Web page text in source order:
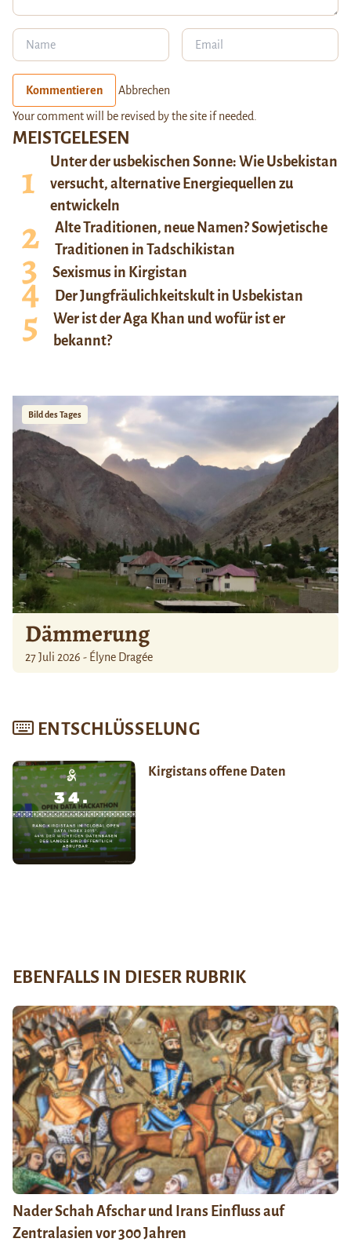
MEISTGELESEN
Unter der usbekischen Sonne: Wie Usbekistan
versucht, alternative Energiequellen zu
entwickeln
Alte Traditionen, neue Namen? Sowjetische
Traditionen in Tadschikistan
Sexismus in Kirgistan
Der Jungfräulichkeitskult in Usbekistan
Wer ist der Aga Khan und wofür ist er
bekannt?
Bild des Tages
Dämmerung
27 Juli 2026 - Élyne Dragée
ENTSCHLÜSSELUNG
Kirgistans offene Daten
Kommentieren Abbrechen
Your comment will be revised by the site if needed.
EBENFALLS IN DIESER RUBRIK
Nader Schah Afschar und Irans Einfluss auf
Zentralasien vor 300 Jahren